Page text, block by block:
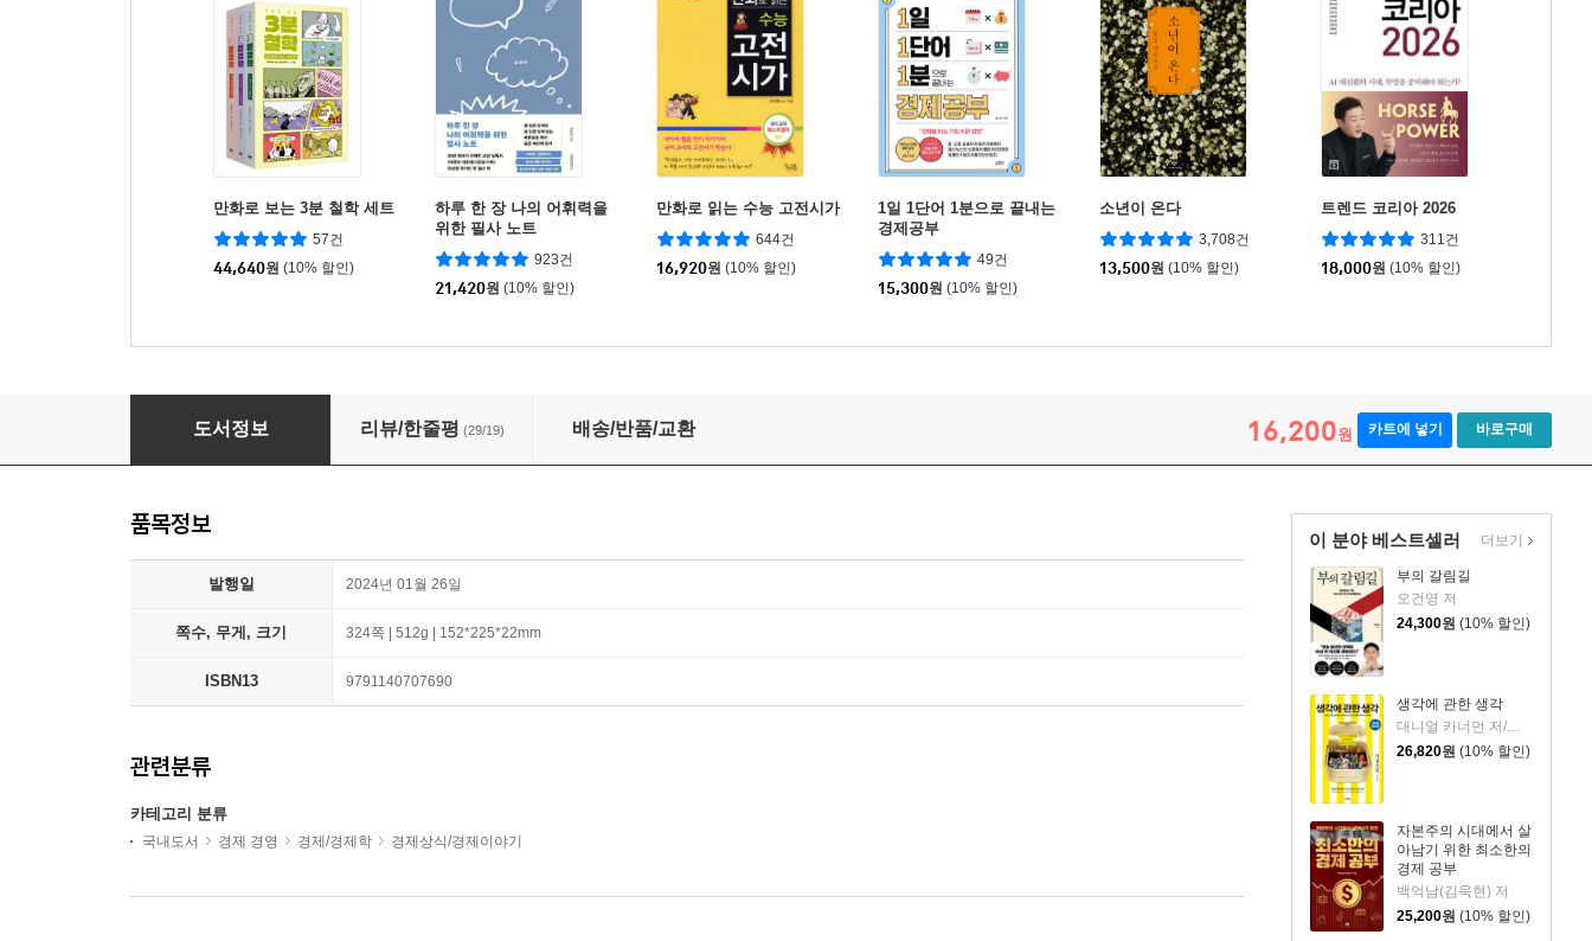
만화로 보는 3분 철학 세트
57건
44,640원 (10% 할인)
하루 한 장 나의 어휘력을
위한 필사 노트
923건
21,420원 (10% 할인)
만화로 읽는 수능 고전시가
644건
16,920원 (10% 할인)
1일 1단어 1분으로 끝내는
경제공부
49건
15,300원 (10% 할인)
소년이 온다
3,708건
13,500원 (10% 할인)
트렌드 코리아 2026
311건
18,000원 (10% 할인)
만화 경제 상식사전
도서정보 리뷰/한줄평 (29/19) 배송/반품/교환 16,200원 카트에 넣기 바로구매
이 분야 베스트셀러
부의 갈림길
오건영 저
24,300원 (10% 할인)
생각에 관한 생각
대니얼 카너먼 저/이창신 역
26,820원 (10% 할인)
자본주의 시대에서 살
아남기 위한 최소한의
경제 공부
백억남(김욱현) 저
25,200원 (10% 할인)
더보기
품목정보
발행일 2024년 01월 26일
쪽수, 무게, 크기 324쪽 | 512g | 152*225*22mm
ISBN13 9791140707690
관련분류
카테고리 분류
국내도서 경제 경영 경제/경제학 경제상식/경제이야기